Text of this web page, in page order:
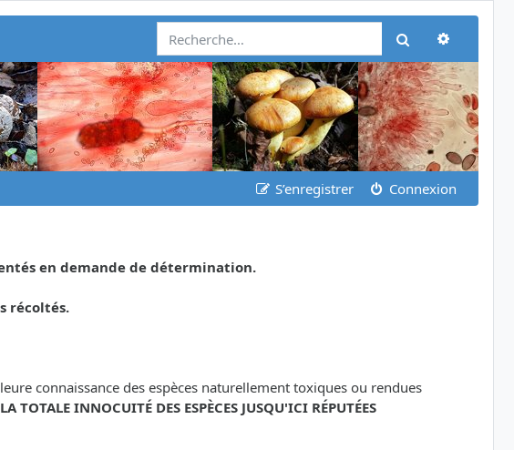
Rechercher
S’enregistrer Connexion
en demande de détermination.
récoltés.
connaissance des espèces naturellement toxiques ou rendues
TOTALE INNOCUITÉ DES ESPÈCES JUSQU'ICI RÉPUTÉES